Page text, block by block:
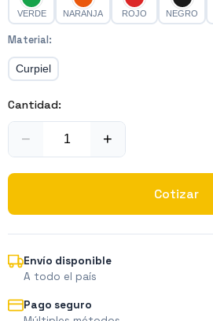
VERDE NARANJA ROJO NEGRO
Material:
Curpiel
Cantidad:
− +
Cotizar
Envío disponible
A todo el país
Pago seguro